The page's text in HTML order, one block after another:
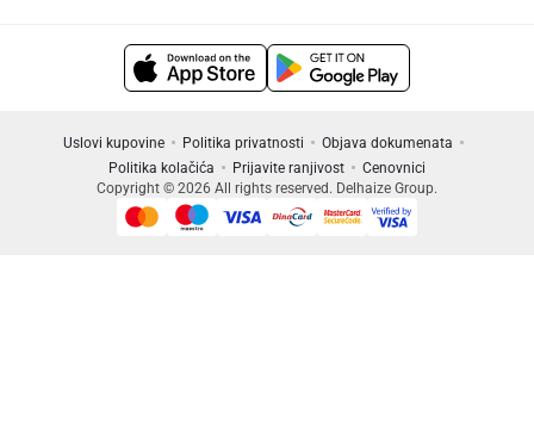
Uslovi kupovine Politika privatnosti
Objava dokumenata
Politika kolačića
Prijavite ranjivost
Cenovnici
Copyright © 2026 All rights reserved. Delhaize Group.